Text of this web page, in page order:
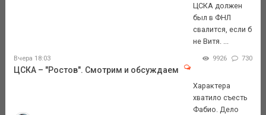
ЦСКА должен
был в ФНЛ
свалится, если б
не Витя. ...
Вчера 18:03 9926 730
ЦСКА – "Ростов". Смотрим и обсуждаем
Характера
хватило съесть
Фабио. Дело